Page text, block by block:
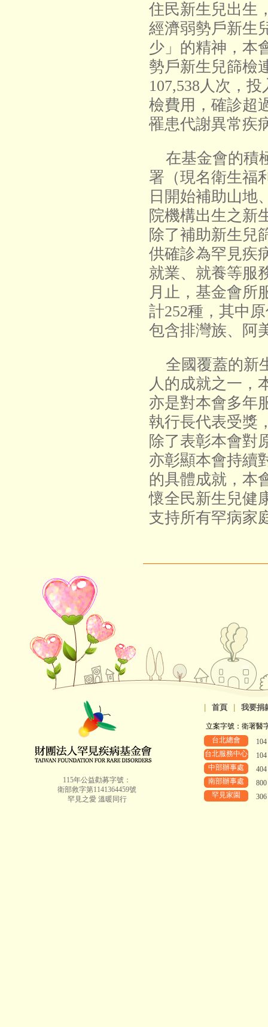
住民新生兒出生
經濟弱勢戶新生
少」的精神，本
勢戶新生兒篩檢
107,538人次，
檢費用，確診超
罹患代謝異常疾
在基金會的積
署（現名衛生福
日開始補助山地
院機構出生之新
除了補助新生兒
供確診為罕見疾
就業、就養等服
月止，基金會所
計252種，其中
包含排灣族、阿
全國覆蓋的新
人的成就之一，
亦是對本會多年
執行長代表受獎
除了表彰本會對
亦彰顯本會持續
的具體成就，本
懷全民新生兒健
支持所有罕病家
115年公益勸募字號：
衛部救字第1141364459號
罕見之愛 溫暖同行
首頁 我要捐
立案字號：衛署醫
台北總會
台北服務中心
中部辦事處
南部辦事處
罕見家園